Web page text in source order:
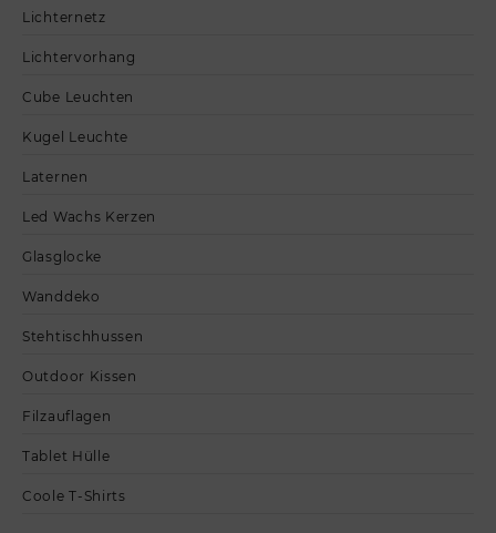
Lichternetz
Lichtervorhang
Cube Leuchten
Kugel Leuchte
Laternen
Led Wachs Kerzen
Glasglocke
Wanddeko
Stehtischhussen
Outdoor Kissen
Filzauflagen
Tablet Hülle
Coole T-Shirts